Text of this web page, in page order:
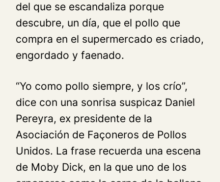
del que se escandaliza porque
descubre, un día, que el pollo que
compra en el supermercado es criado,
engordado y faenado.
“Yo como pollo siempre, y los crío”,
dice con una sonrisa suspicaz Daniel
Pereyra, ex presidente de la
Asociación de Façoneros de Pollos
Unidos. La frase recuerda una escena
de Moby Dick, en la que uno de los